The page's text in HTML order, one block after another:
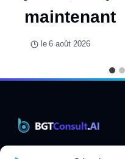
maintenant
le 6 août 2026